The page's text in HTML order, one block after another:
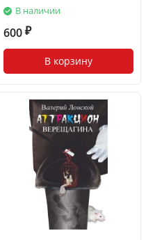
В наличии
600 ₽
В корзину